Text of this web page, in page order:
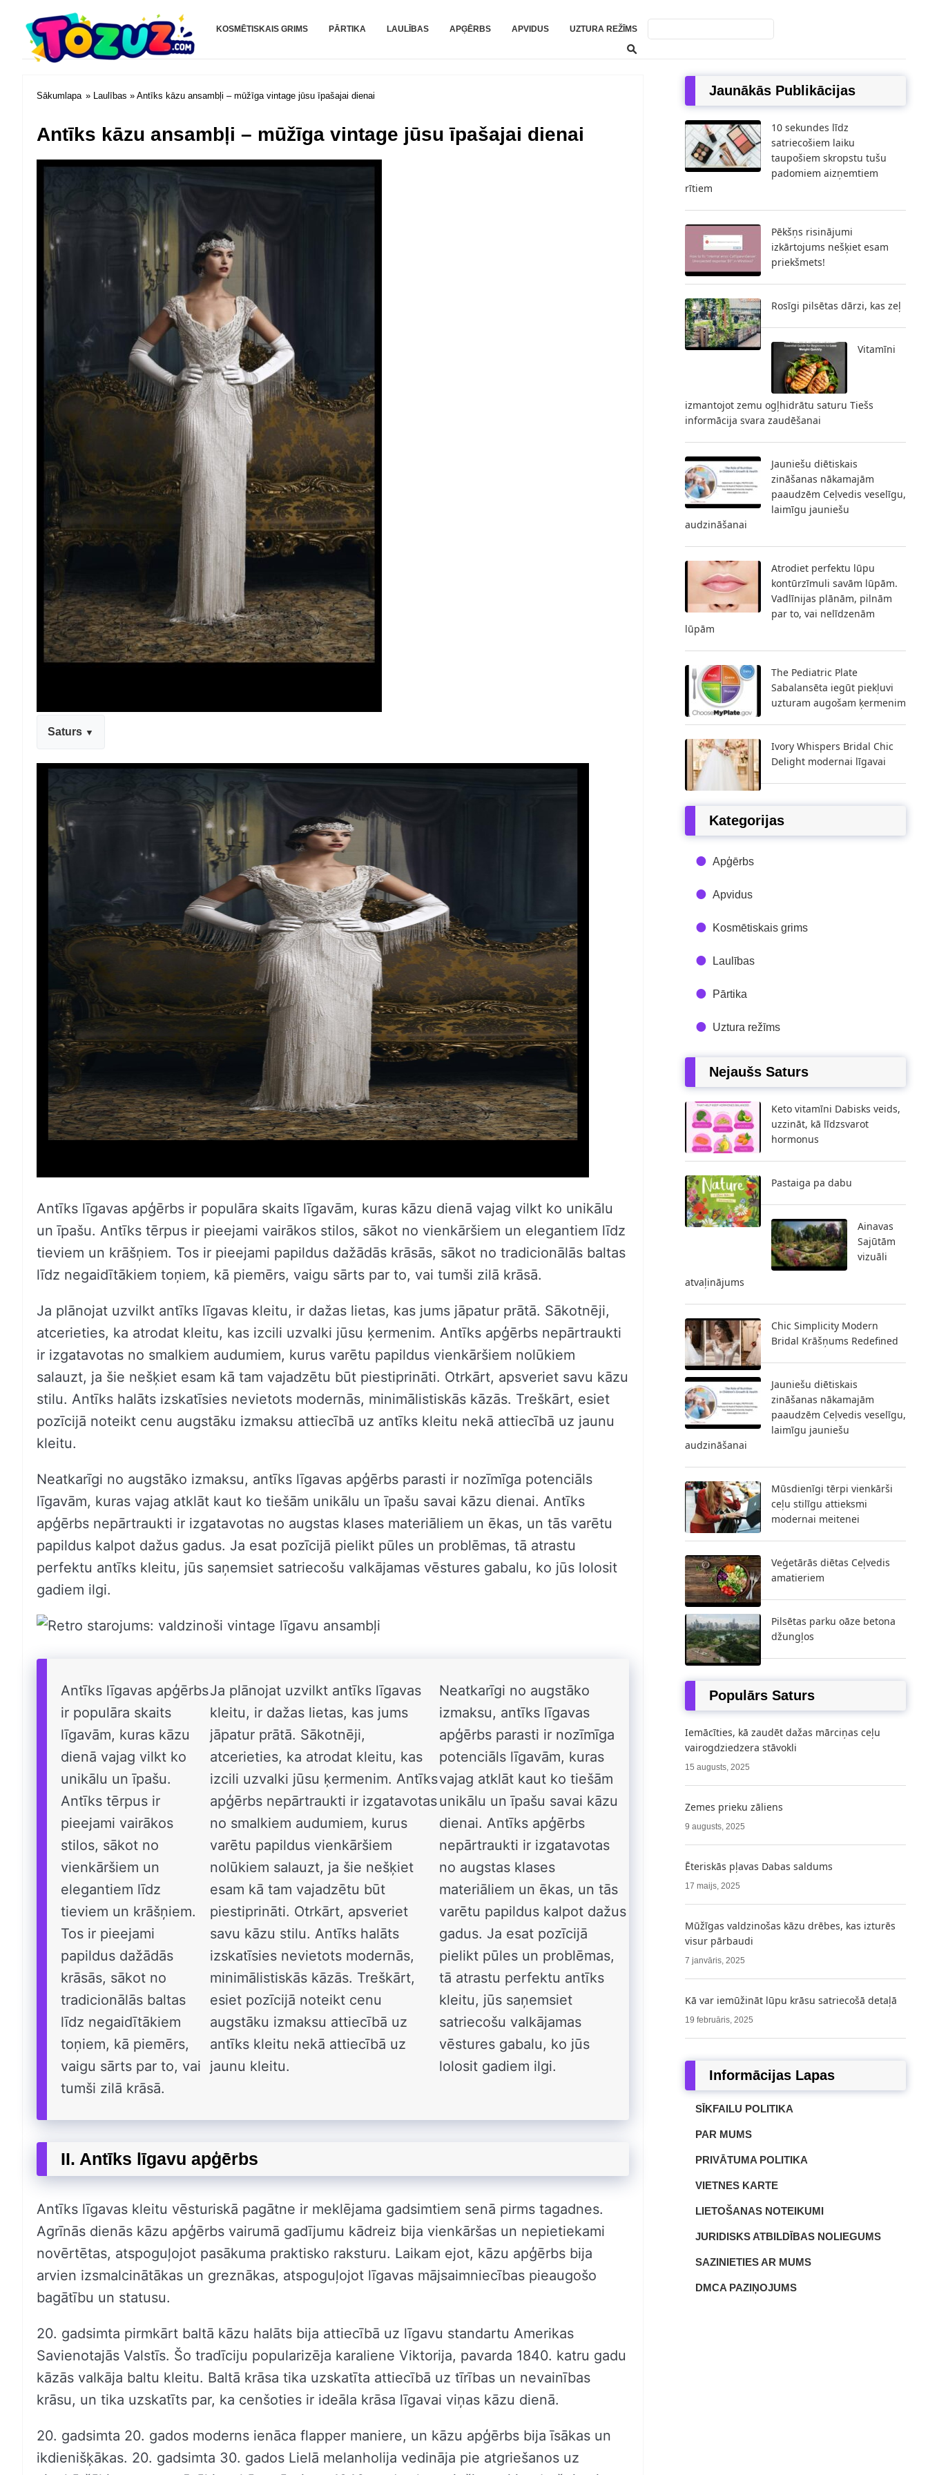
Tozuz.com
KOSMĒTISKAIS GRIMS PĀRTIKA LAULĪBAS APĢĒRBS APVIDUS UZTURA REŽĪMS
Sākumlapa » Laulības » Antīks kāzu ansambļi – mūžīga vintage jūsu īpašajai dienai
Antīks kāzu ansambļi – mūžīga vintage jūsu īpašajai dienai
Saturs
Antīks līgavas apģērbs ir populāra skaits līgavām, kuras kāzu dienā vajag vilkt ko unikālu
un īpašu. Antīks tērpus ir pieejami vairākos stilos, sākot no vienkāršiem un elegantiem līdz
tieviem un krāšņiem. Tos ir pieejami papildus dažādās krāsās, sākot no tradicionālās baltas
līdz negaidītākiem toņiem, kā piemērs, vaigu sārts par to, vai tumši zilā krāsā.
Ja plānojat uzvilkt antīks līgavas kleitu, ir dažas lietas, kas jums jāpatur prātā. Sākotnēji,
atcerieties, ka atrodat kleitu, kas izcili uzvalki jūsu ķermenim. Antīks apģērbs nepārtraukti
ir izgatavotas no smalkiem audumiem, kurus varētu papildus vienkāršiem nolūkiem
salauzt, ja šie nešķiet esam kā tam vajadzētu būt piestiprināti. Otrkārt, apsveriet savu kāzu
stilu. Antīks halāts izskatīsies nevietots modernās, minimālistiskās kāzās. Treškārt, esiet
pozīcijā noteikt cenu augstāku izmaksu attiecībā uz antīks kleitu nekā attiecībā uz jaunu
kleitu.
Neatkarīgi no augstāko izmaksu, antīks līgavas apģērbs parasti ir nozīmīga potenciāls
līgavām, kuras vajag atklāt kaut ko tiešām unikālu un īpašu savai kāzu dienai. Antīks
apģērbs nepārtraukti ir izgatavotas no augstas klases materiāliem un ēkas, un tās varētu
papildus kalpot dažus gadus. Ja esat pozīcijā pielikt pūles un problēmas, tā atrastu
perfektu antīks kleitu, jūs saņemsiet satriecošu valkājamas vēstures gabalu, ko jūs lolosit
gadiem ilgi.
Antīks līgavas apģērbs
ir populāra skaits
līgavām, kuras kāzu
dienā vajag vilkt ko
unikālu un īpašu.
Antīks tērpus ir
pieejami vairākos
stilos, sākot no
vienkāršiem un
elegantiem līdz
tieviem un krāšņiem.
Tos ir pieejami
papildus dažādās
krāsās, sākot no
tradicionālās baltas
līdz negaidītākiem
toņiem, kā piemērs,
vaigu sārts par to, vai
tumši zilā krāsā.
Ja plānojat uzvilkt antīks līgavas
kleitu, ir dažas lietas, kas jums
jāpatur prātā. Sākotnēji,
atcerieties, ka atrodat kleitu, kas
izcili uzvalki jūsu ķermenim. Antīks
apģērbs nepārtraukti ir izgatavotas
no smalkiem audumiem, kurus
varētu papildus vienkāršiem
nolūkiem salauzt, ja šie nešķiet
esam kā tam vajadzētu būt
piestiprināti. Otrkārt, apsveriet
savu kāzu stilu. Antīks halāts
izskatīsies nevietots modernās,
minimālistiskās kāzās. Treškārt,
esiet pozīcijā noteikt cenu
augstāku izmaksu attiecībā uz
antīks kleitu nekā attiecībā uz
jaunu kleitu.
Neatkarīgi no augstāko
izmaksu, antīks līgavas
apģērbs parasti ir nozīmīga
potenciāls līgavām, kuras
vajag atklāt kaut ko tiešām
unikālu un īpašu savai kāzu
dienai. Antīks apģērbs
nepārtraukti ir izgatavotas
no augstas klases
materiāliem un ēkas, un tās
varētu papildus kalpot dažus
gadus. Ja esat pozīcijā
pielikt pūles un problēmas,
tā atrastu perfektu antīks
kleitu, jūs saņemsiet
satriecošu valkājamas
vēstures gabalu, ko jūs
lolosit gadiem ilgi.
II. Antīks līgavu apģērbs
Antīks līgavas kleitu vēsturiskā pagātne ir meklējama gadsimtiem senā pirms tagadnes.
Agrīnās dienās kāzu apģērbs vairumā gadījumu kādreiz bija vienkāršas un nepietiekami
novērtētas, atspoguļojot pasākuma praktisko raksturu. Laikam ejot, kāzu apģērbs bija
arvien izsmalcinātākas un greznākas, atspoguļojot līgavas mājsaimniecības pieaugošo
bagātību un statusu.
20. gadsimta pirmkārt baltā kāzu halāts bija attiecībā uz līgavu standartu Amerikas
Savienotajās Valstīs. Šo tradīciju popularizēja karaliene Viktorija, pavarda 1840. katru gadu
kāzās valkāja baltu kleitu. Baltā krāsa tika uzskatīta attiecībā uz tīrības un nevainības
krāsu, un tika uzskatīts par, ka cenšoties ir ideāla krāsa līgavai viņas kāzu dienā.
20. gadsimta 20. gados moderns ienāca flapper maniere, un kāzu apģērbs bija īsākas un
ikdienišķākas. 20. gadsimta 30. gados Lielā melanholija vedināja pie atgriešanos uz
Jaunākās Publikācijas
10 sekundes līdz
satriecošiem laiku
taupošiem skropstu tušu
padomiem aizņemtiem
rītiem
Pēkšņs risinājumi
izkārtojums nešķiet esam
priekšmets!
Rosīgi pilsētas dārzi, kas zeļ
Vitamīni
izmantojot zemu ogļhidrātu saturu Tiešs
informācija svara zaudēšanai
Jauniešu diētiskais
zināšanas nākamajām
paaudzēm Ceļvedis veselīgu,
laimīgu jauniešu
audzināšanai
Atrodiet perfektu lūpu
kontūrzīmuli savām lūpām.
Vadlīnijas plānām, pilnām
par to, vai nelīdzenām
lūpām
The Pediatric Plate
Sabalansēta iegūt piekļuvi
uzturam augošam ķermenim
Ivory Whispers Bridal Chic
Delight modernai līgavai
Kategorijas
Apģērbs
Apvidus
Kosmētiskais grims
Laulības
Pārtika
Uztura režīms
Nejaušs Saturs
Keto vitamīni Dabisks veids,
uzzināt, kā līdzsvarot
hormonus
Pastaiga pa dabu
Ainavas
Sajūtām
vizuāli
atvaļinājums
Chic Simplicity Modern
Bridal Krāšņums Redefined
Jauniešu diētiskais
zināšanas nākamajām
paaudzēm Ceļvedis veselīgu,
laimīgu jauniešu
audzināšanai
Mūsdienīgi tērpi vienkārši
ceļu stilīgu attieksmi
modernai meitenei
Veģetārās diētas Ceļvedis
amatieriem
Pilsētas parku oāze betona
džungļos
Populārs Saturs
Iemācīties, kā zaudēt dažas mārciņas ceļu
vairogdziedzera stāvokli
15 augusts, 2025
Zemes prieku zāliens
9 augusts, 2025
Ēteriskās pļavas Dabas saldums
17 maijs, 2025
Mūžīgas valdzinošas kāzu drēbes, kas izturēs
visur pārbaudi
7 janvāris, 2025
Kā var iemūžināt lūpu krāsu satriecošā detaļā
19 februāris, 2025
Informācijas Lapas
SĪKFAILU POLITIKA
PAR MUMS
PRIVĀTUMA POLITIKA
VIETNES KARTE
LIETOŠANAS NOTEIKUMI
JURIDISKS ATBILDĪBAS NOLIEGUMS
SAZINIETIES AR MUMS
DMCA PAZIŅOJUMS